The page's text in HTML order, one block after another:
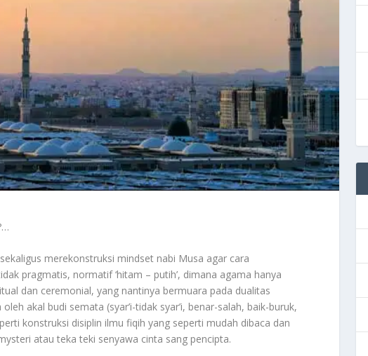
merekonstruksi mindset nabi Musa agar cara
pragmatis, normatif ‘hitam – putih’, dimana agama hanya
dan ceremonial, yang nantinya bermuara pada dualitas
akal budi semata (syar’i-tidak syar’i, benar-salah, baik-buruk,
konstruksi disiplin ilmu fiqih yang seperti mudah dibaca dan
atau teka teki senyawa cinta sang pencipta.